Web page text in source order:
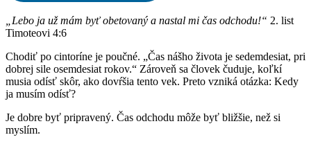
„Lebo ja už mám byť obetovaný a nastal mi čas odchodu!“ 2. list
Timoteovi 4:6
Chodiť po cintoríne je poučné. „Čas nášho života je sedemdesiat, pri
dobrej sile osemdesiat rokov.“ Zároveň sa človek čuduje, koľkí
musia odísť skôr, ako dovŕšia tento vek. Preto vzniká otázka: Kedy
ja musím odísť?
Je dobre byť pripravený. Čas odchodu môže byť bližšie, než si
myslím.